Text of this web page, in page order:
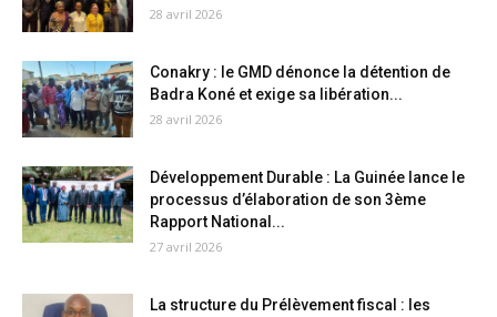
28 avril 2026
Conakry : le GMD dénonce la détention de
Badra Koné et exige sa libération...
28 avril 2026
Développement Durable : La Guinée lance le
processus d’élaboration de son 3ème
Rapport National...
27 avril 2026
La structure du Prélèvement fiscal : les